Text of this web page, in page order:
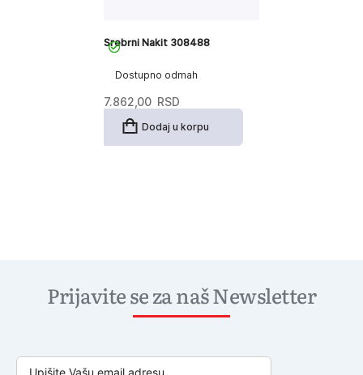
Dostupno odmah
Srebrni Nakit 308488
7.862,00 RSD
Dodaj u korpu
Prijavite se za naš Newsletter